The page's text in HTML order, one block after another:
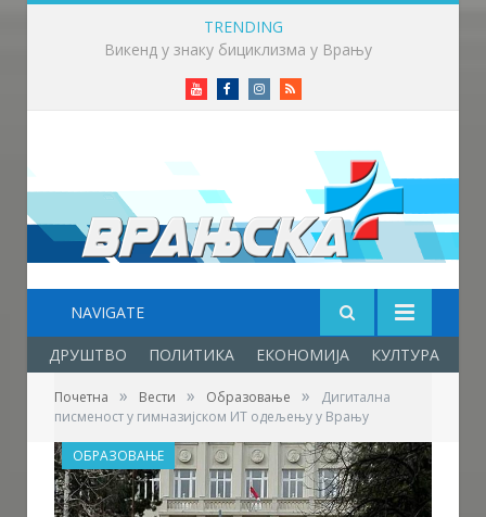
TRENDING
YoutubeFacebookInstagram
RSS
NAVIGATE
ДРУШТВО ПОЛИТИКА ЕКОНОМИЈА КУЛТУРА
Почетна » Вести » Образовање »
Дигитална
писменост у гимназијском ИТ одељењу у Врању
ОБРАЗОВАЊЕ